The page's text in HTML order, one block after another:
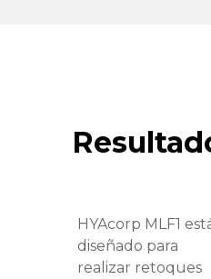
HYAcorp MLF1
diseñado para
realizar retoques